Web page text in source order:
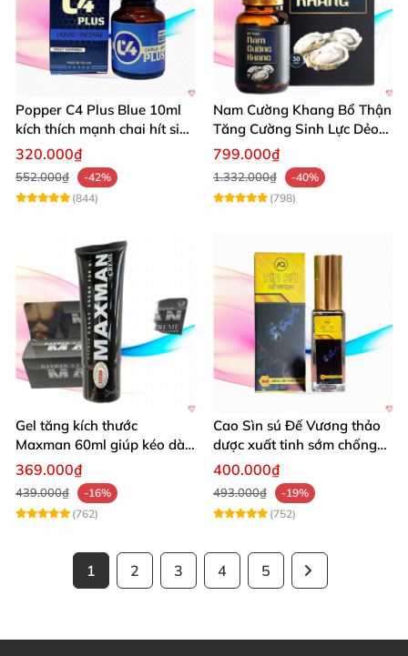
Popper C4 Plus Blue 10ml
kích thích mạnh chai hít siêu
đỉnh
320.000₫
552.000₫
-42%
(844)
Nam Cường Khang Bổ Thận
Tăng Cường Sinh Lực Dẻo
Dai Mạnh Mẽ
799.000₫
1.332.000₫
-40%
(798)
Gel tăng kích thước
Maxman 60ml giúp kéo dài
thời gian quan hệ hiệu quả
369.000₫
439.000₫
-16%
(762)
Cao Sìn sú Đế Vương thảo
dược xuất tinh sớm chống
hiệu quả nhất
400.000₫
493.000₫
-19%
(752)
1 2 3 4 5